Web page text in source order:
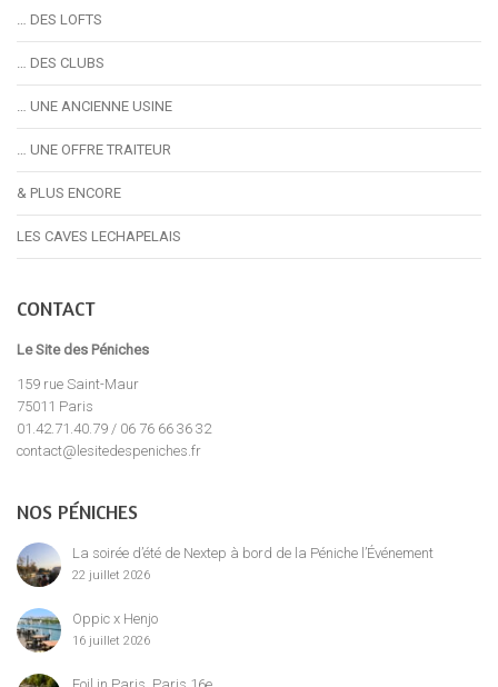
… DES LOFTS
… DES CLUBS
… UNE ANCIENNE USINE
… UNE OFFRE TRAITEUR
& PLUS ENCORE
LES CAVES LECHAPELAIS
CONTACT
Le Site des Péniches
159 rue Saint-Maur
75011 Paris
01.42.71.40.79 / 06 76 66 36 32
contact@lesitedespeniches.fr
NOS PÉNICHES
La soirée d’été de Nextep à bord de la Péniche l’Événement
22 juillet 2026
Oppic x Henjo
16 juillet 2026